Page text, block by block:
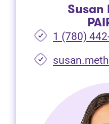
Susan
1 (780)